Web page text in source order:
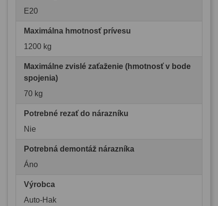
E20
Maximálna hmotnosť prívesu
1200 kg
Maximálne zvislé zaťaženie (hmotnosť v bode
spojenia)
70 kg
Potrebné rezať do nárazníku
Nie
Potrebná demontáž nárazníka
Áno
Výrobca
Auto-Hak